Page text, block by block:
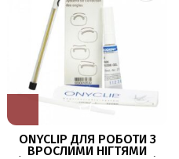
ONYCLIP ДЛЯ РОБОТИ З
ВРОСЛИМИ НІГТЯМИ